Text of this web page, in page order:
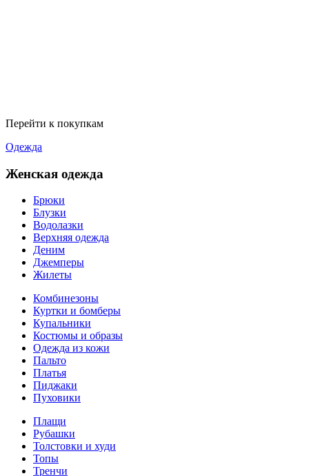
Перейти к покупкам
Одежда
Женская одежда
Брюки
Блузки
Водолазки
Верхняя одежда
Деним
Джемперы
Жилеты
Комбинезоны
Куртки и бомберы
Купальники
Костюмы и образы
Одежда из кожи
Пальто
Платья
Пиджаки
Пуховики
Плащи
Рубашки
Толстовки и худи
Топы
Тренчи